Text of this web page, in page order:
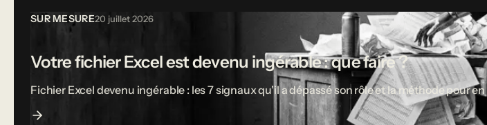
SUR MESURE20 juillet 2026
Votre fichier Excel est devenu ingérable : que faire ?
Fichier Excel devenu ingérable : les 7 signaux qu'il a dépassé son rôle et la méthode pour